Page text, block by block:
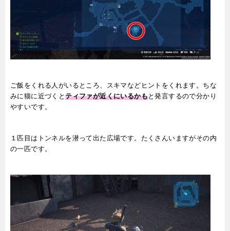
ご飯をくれる人がいるところ、スキマなどヒントをくれます。ちな
みに猫に近づくとティファが近くにいるかもと発言するので分かり
やすいです。
１匹目はトンネルを潜って出た広場です。たくさんいますがその内
の一匹です。